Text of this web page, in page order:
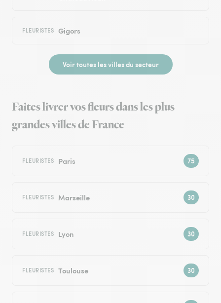
FLEURISTES Gigors
Voir toutes les villes du secteur
Faites livrer vos fleurs dans les plus
grandes villes de France
FLEURISTES Paris
FLEURISTES Marseille
FLEURISTES Lyon
FLEURISTES Toulouse